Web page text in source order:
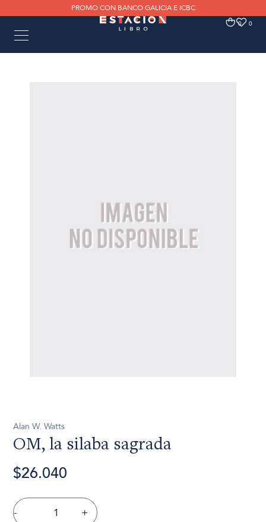
PROMO CON BANCO GALICIA E ICBC
0 0
Alan W. Watts
OM, la silaba sagrada
$26.040
- +